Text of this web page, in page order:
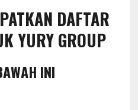
DAFTAR
YURY GROUP
INI